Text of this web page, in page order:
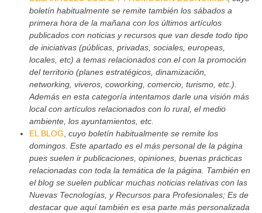
boletín habitualmente se remite también los sábados a
primera hora de la mañana con los últimos artículos
publicados con noticias y recursos que van desde todo tipo
de iniciativas (públicas, privadas, sociales, europeas,
locales, etc) a temas relacionados con el con la promoción
del territorio (planes estratégicos, dinamización,
networking, viveros, coworking, comercio, turismo, etc.).
Además en esta categoría intentamos darle una visión más
local con artículos relacionados con lo rural, el medio
ambiente, los ayuntamientos, etc.
EL BLOG, cuyo boletín habitualmente se remite los
domingos. Este apartado es el más personal de la página
pues suelen ir publicaciones, opiniones, buenas prácticas
relacionadas con toda la temática de la página. También en
el blog se suelen publicar muchas noticias relativas con las
Nuevas Tecnologías, y Recursos para Profesionales; Es de
destacar que aquí también es esa parte más personalizada